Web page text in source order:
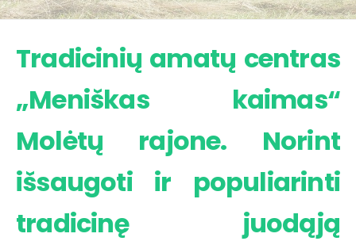
Tradicinių amatų centras
„Meniškas kaimas“
Molėtų rajone. Norint
išsaugoti ir populiarinti
tradicinę juodąją